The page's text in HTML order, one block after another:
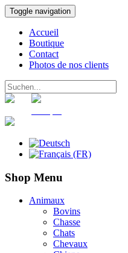
Toggle navigation
Accueil
Boutique
Contact
Photos de nos clients
Shop Menu
Animaux
Bovins
Chasse
Chats
Chevaux